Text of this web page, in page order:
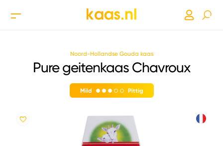
Noord-Hollandse Gouda kaas
Pure geitenkaas Chavroux
Mild Pittig